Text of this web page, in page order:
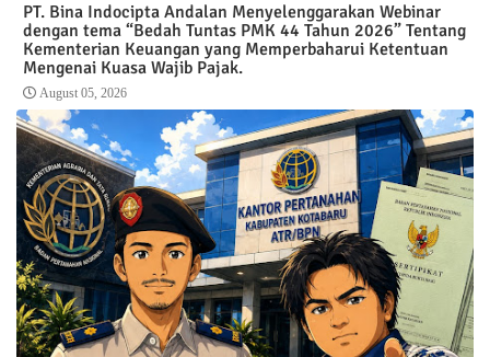
PT. Bina Indocipta Andalan Menyelenggarakan Webinar
dengan tema “Bedah Tuntas PMK 44 Tahun 2026” Tentang
Kementerian Keuangan yang Memperbaharui Ketentuan
Mengenai Kuasa Wajib Pajak.
August 05, 2026